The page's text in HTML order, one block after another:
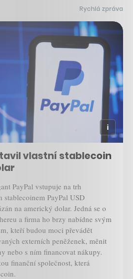
Rychlá zpráva
vlastní stablecoin
PayPal vstupuje na trh
PayPal USD
na americký dolar. Jedná se o
a firma ho brzy nabídne svým
kteří budou moci převádět
externích peněženek, měnit
nebo s ním financovat nákupy.
finanční společnost, která